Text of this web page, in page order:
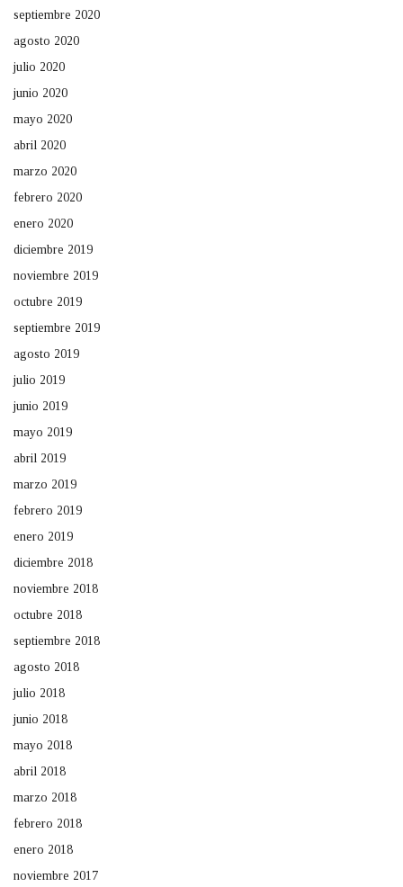
septiembre 2020
agosto 2020
julio 2020
junio 2020
mayo 2020
abril 2020
marzo 2020
febrero 2020
enero 2020
diciembre 2019
noviembre 2019
octubre 2019
septiembre 2019
agosto 2019
julio 2019
junio 2019
mayo 2019
abril 2019
marzo 2019
febrero 2019
enero 2019
diciembre 2018
noviembre 2018
octubre 2018
septiembre 2018
agosto 2018
julio 2018
junio 2018
mayo 2018
abril 2018
marzo 2018
febrero 2018
enero 2018
noviembre 2017